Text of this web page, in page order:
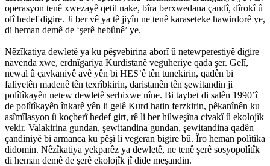
operasyon tenê xwezayê qetil nake, bîra berxwedana çandî, dîrokî û
olî hedef digire. Ji ber vê ya tê jiyîn ne tenê karaseteke hawirdorê ye,
di heman demê de ‘şerê hebûnê’ ye.
Nêzîkatiya dewletê ya ku pêşvebirina aborî û netewperestiyê digire
navenda xwe, erdnîgariya Kurdistanê veguheriye qada şer. Gelî,
newal û çavkaniyê avê yên bi HES’ê tên tunekirin, qadên bi
faliyetên madenê tên texrîbkirin, daristanên tên şewitandin ji
polîtîkayên netew dewletê serbixwe nîne. Bi taybet di salên 1990’î
de polîtîkayên înkarê yên li gelê Kurd hatin ferzkirin, pêkanînên ku
asîmîlasyon û koçberî hedef girt, rê li ber hilweşîna civakî û ekolojîk
vekir. Valakirina gundan, şewitandina gundan, şewitandina qadên
çandiniyê bi armanca ku pêşî li vegeran bigire bû. Îro heman polîtîka
didomin. Nêzîkatiya yekparêz ya dewletê, ne tenê şerê sosyopolîtîk
di heman demê de şerê ekolojîk jî dide meşandin.